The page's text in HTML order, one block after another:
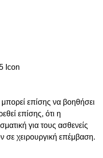
επίσης να βοηθήσει
επίσης, ότι η
για τους ασθενείς
χειρουργική επέμβαση.